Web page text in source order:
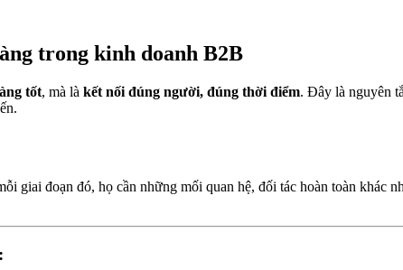
trong kinh doanh B2B
tốt, mà là kết nối đúng người, đúng thời điểm. Đây là nguyên
giai đoạn đó, họ cần những mối quan hệ, đối tác hoàn toàn khác